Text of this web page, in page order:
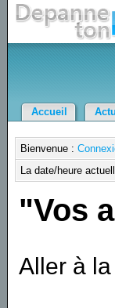
Accueil
Bienvenue :
La date/heure
"Vos
Aller à